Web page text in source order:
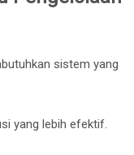
sistem yang
yang lebih efektif.